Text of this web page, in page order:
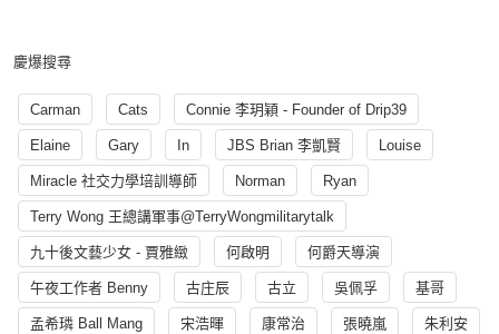
慶爆搜尋
Carman Cats Connie 李玥穎 - Founder of Drip39
Elaine Gary In JBS Brian 李凱賢 Louise
Miracle 社交力學培訓導師 Norman Ryan
Terry Wong 王總講軍事@TerryWongmilitarytalk
九十後文藝少女 - 賈雅緻 何啟明 何爵天導演
午夜工作者 Benny 古庄辰 古立 吳佩孚 基哥
孟希璘 Ball Mang 宋浩暉 康常治 張曉嵐 朱利安